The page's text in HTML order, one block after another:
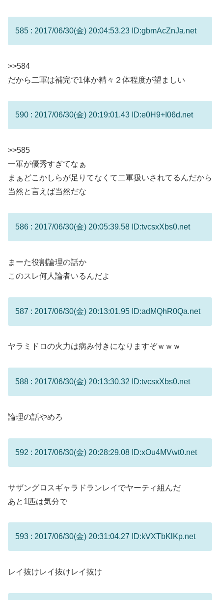
585 : 2017/06/30(金) 20:04:53.23 ID:gbmAcZnJa.net
>>584
だから二軍は補完で1体か精々２体程度が望ましい
590 : 2017/06/30(金) 20:19:01.43 ID:e0H9+I06d.net
>>585
一軍が優秀すぎてなぁ
まぁどこかしらが足りてなくて二軍扱いされてるんだから
当然と言えば当然だな
586 : 2017/06/30(金) 20:05:39.58 ID:tvcsxXbs0.net
まーた役割論理の話か
このスレ何人論者いるんだよ
587 : 2017/06/30(金) 20:13:01.95 ID:adMQhR0Qa.net
ヤラミドロの火力は病み付きになりますぞｗｗｗ
588 : 2017/06/30(金) 20:13:30.32 ID:tvcsxXbs0.net
論理の話やめろ
592 : 2017/06/30(金) 20:28:29.08 ID:xOu4MVwt0.net
サザングロスギャラドランレイでヤーティ組んだ
あと1匹は気分で
593 : 2017/06/30(金) 20:31:04.27 ID:kVXTbKlKp.net
レイ抜けレイ抜けレイ抜け